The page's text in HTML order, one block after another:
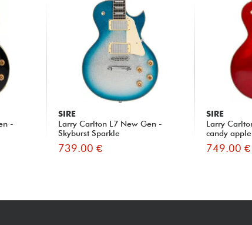
-
SIRE
Larry Carlton L7 New Gen -
Skyburst Sparkle
739.00 €
SIRE
Larry
candy
749.00 €